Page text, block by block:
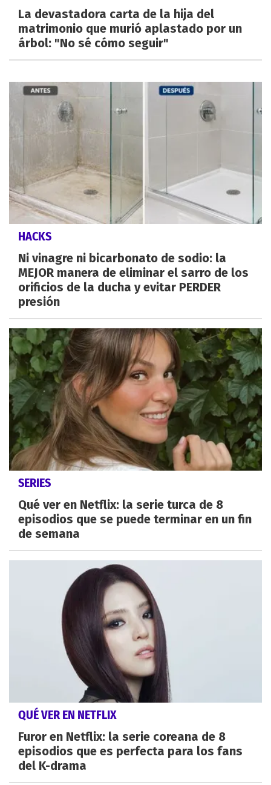
La devastadora carta de la hija del
matrimonio que murió aplastado por un
árbol: "No sé cómo seguir"
HACKS
Ni vinagre ni bicarbonato de sodio: la
MEJOR manera de eliminar el sarro de los
orificios de la ducha y evitar PERDER
presión
SERIES
Qué ver en Netflix: la serie turca de 8
episodios que se puede terminar en un fin
de semana
QUÉ VER EN NETFLIX
Furor en Netflix: la serie coreana de 8
episodios que es perfecta para los fans
del K-drama